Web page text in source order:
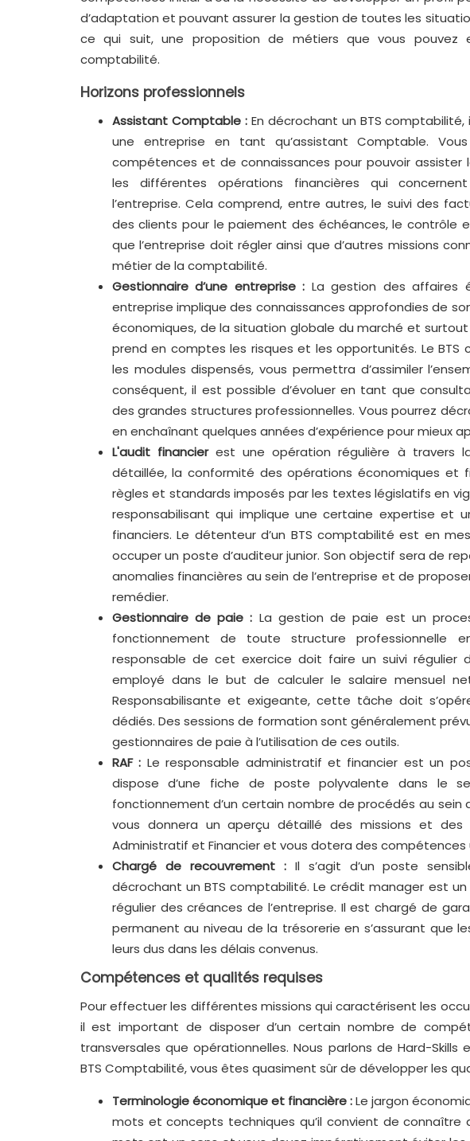
d’adaptation et pouvant assurer la gestion de toutes les
ce qui suit, une proposition de métiers que vous pouvez
comptabilité.
Horizons professionnels
Assistant Comptable : En décrochant un BTS
une entreprise en tant qu’assistant Comptable.
compétences et de connaissances pour pouvoir
les différentes opérations financières qui
l’entreprise. Cela comprend, entre autres, le suivi des
des clients pour le paiement des échéances, le contrôle
que l’entreprise doit régler ainsi que d’autres missions
métier de la comptabilité.
Gestionnaire d’une entreprise : La gestion des affaires
entreprise implique des connaissances approfondies de
économiques, de la situation globale du marché et
prend en comptes les risques et les opportunités. Le
les modules dispensés, vous permettra d’assimiler
conséquent, il est possible d’évoluer en tant que
des grandes structures professionnelles. Vous pourrez
en enchaînant quelques années d’expérience pour mieux
L'audit financierest une opération régulière à travers
détaillée, la conformité des opérations économiques et
règles et standards imposés par les textes législatifs en
responsabilisant qui implique une certaine expertise et
financiers. Le détenteur d’un BTS comptabilité est en
occuper un poste d’auditeur junior. Son objectif sera de
anomalies financières au sein de l’entreprise et de
remédier.
Gestionnaire de paie : La gestion de paie est un
fonctionnement de toute structure professionnelle
responsable de cet exercice doit faire un suivi régulier
employé dans le but de calculer le salaire mensuel
Responsabilisante et exigeante, cette tâche doit
dédiés. Des sessions de formation sont généralement
gestionnaires de paie à l’utilisation de ces outils.
RAF : Le responsable administratif et financier est un
dispose d’une fiche de poste polyvalente dans le
fonctionnement d’un certain nombre de procédés au sein
vous donnera un aperçu détaillé des missions et des
Administratif et Financier et vous dotera des compétences
Chargé de recouvrement : Il s’agit d’un poste
décrochant un BTS comptabilité. Le crédit manager est
régulier des créances de l’entreprise. Il est chargé de
permanent au niveau de la trésorerie en s’assurant que
leurs dus dans les délais convenus.
Compétences et qualités requises
Pour effectuer les différentes missions qui caractérisent les
il est important de disposer d’un certain nombre de
transversales que opérationnelles. Nous parlons de Hard-
BTS Comptabilité, vous êtes quasiment sûr de développer les
Terminologie économique et financière :Le jargon
mots et concepts techniques qu’il convient de connaître